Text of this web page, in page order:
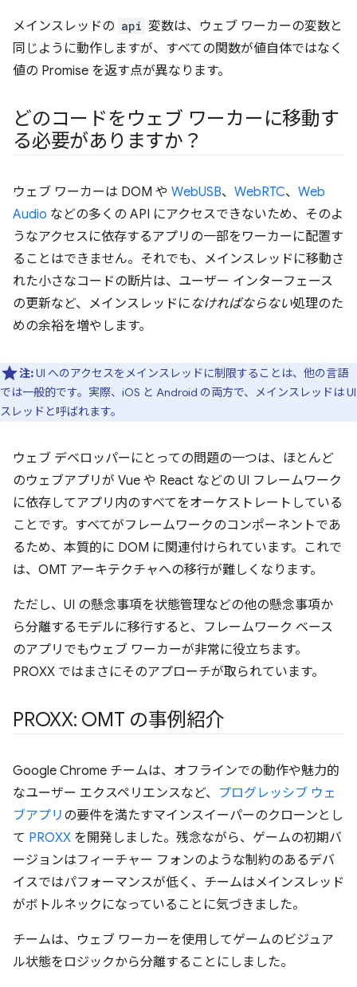
メインスレッドの api 変数は、ウェブ ワーカーの変数と
同じように動作しますが、すべての関数が値自体ではなく
値の Promise を返す点が異なります。
どのコードをウェブ ワーカーに移動す
る必要がありますか？
ウェブ ワーカーは DOM や WebUSB、 WebRTC、 Web
Audio などの多くの API にアクセスできないため、そのよ
うなアクセスに依存するアプリの一部をワーカーに配置す
ることはできません。それでも、メインスレッドに移動さ
れた小さなコードの断片は、ユーザー インターフェース
の更新など、メインスレッドになければならない処理のた
めの余裕を増やします。
注:UI へのアクセスをメインスレッドに制限することは、他の言語
では一般的です。実際、iOS と Android の両方で、メインスレッドは UI
スレッドと呼ばれます。
ウェブ デベロッパーにとっての問題の一つは、ほとんど
のウェブアプリが Vue や React などの UI フレームワーク
に依存してアプリ内のすべてをオーケストレートしている
ことです。すべてがフレームワークのコンポーネントであ
るため、本質的に DOM に関連付けられています。これで
は、OMT アーキテクチャへの移行が難しくなります。
ただし、UI の懸念事項を状態管理などの他の懸念事項か
ら分離するモデルに移行すると、フレームワーク ベース
のアプリでもウェブ ワーカーが非常に役立ちます。
PROXX ではまさにそのアプローチが取られています。
PROXX: OMT の事例紹介
Google Chrome チームは、オフラインでの動作や魅力的
なユーザー エクスペリエンスなど、 プログレッシブ ウェ
ブアプリ の要件を満たすマインスイーパーのクローンとし
て PROXX を開発しました。残念ながら、ゲームの初期バ
ージョンはフィーチャー フォンのような制約のあるデバ
イスではパフォーマンスが低く、チームはメインスレッド
がボトルネックになっていることに気づきました。
チームは、ウェブ ワーカーを使用してゲームのビジュア
ル状態をロジックから分離することにしました。